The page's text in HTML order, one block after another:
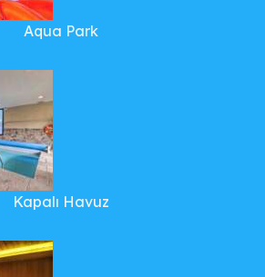
Aqua Park
Kapalı Havuz